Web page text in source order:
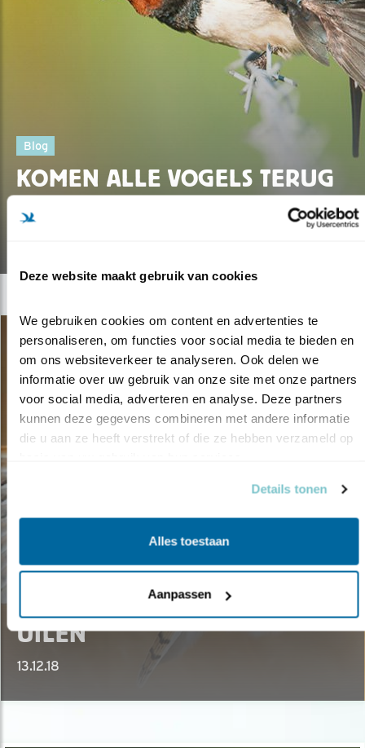
Deze website maakt gebruik van cookies
We gebruiken cookies om content en advertenties te
personaliseren, om functies voor social media te bieden en
om ons websiteverkeer te analyseren. Ook delen we
informatie over uw gebruik van onze site met onze partners
voor social media, adverteren en analyse. Deze partners
kunnen deze gegevens combineren met andere informatie
die u aan ze heeft verstrekt of die ze hebben verzameld op
Details tonen
Alles toestaan
Aanpassen
Blog
KOMEN ALLE VOGELS TERUG
DIT JAAR?
Verdieping
JURIDISCHE BESCHERMING
UILEN
13.12.18